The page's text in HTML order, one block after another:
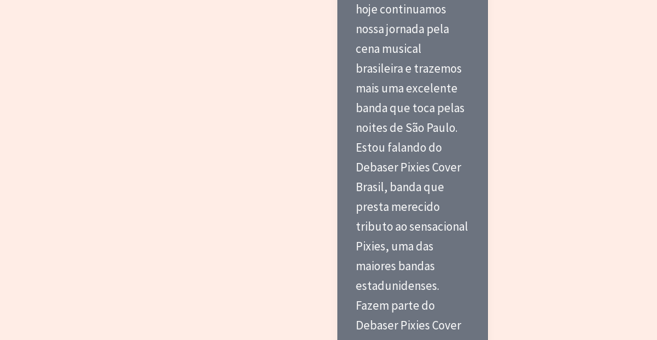
hoje continuamos
nossa jornada pela
cena musical
brasileira e trazemos
mais uma excelente
banda que toca pelas
noites de São Paulo.
Estou falando do
Debaser Pixies Cover
Brasil, banda que
presta merecido
tributo ao sensacional
Pixies, uma das
maiores bandas
estadunidenses.
Fazem parte do
Debaser Pixies Cover